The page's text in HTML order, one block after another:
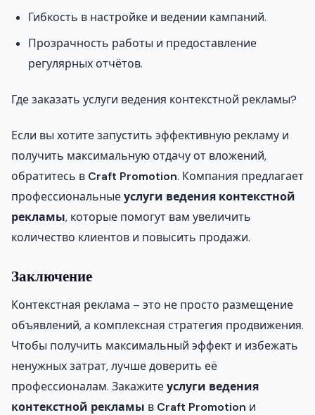
Гибкость в настройке и ведении кампаний.
Прозрачность работы и предоставление
регулярных отчётов.
Где заказать услуги ведения контекстной рекламы?
Если вы хотите запустить эффективную рекламу и
получить максимальную отдачу от вложений,
обратитесь в Craft Promotion. Компания предлагает
профессиональныеуслуги ведения контекстной
рекламы, которые помогут вам увеличить
количество клиентов и повысить продажи.
Заключение
Контекстная реклама – это не просто размещение
объявлений, а комплексная стратегия продвижения.
Чтобы получить максимальный эффект и избежать
ненужных затрат, лучше доверить её
профессионалам. Закажитеуслуги ведения
контекстной рекламы в Craft Promotion и